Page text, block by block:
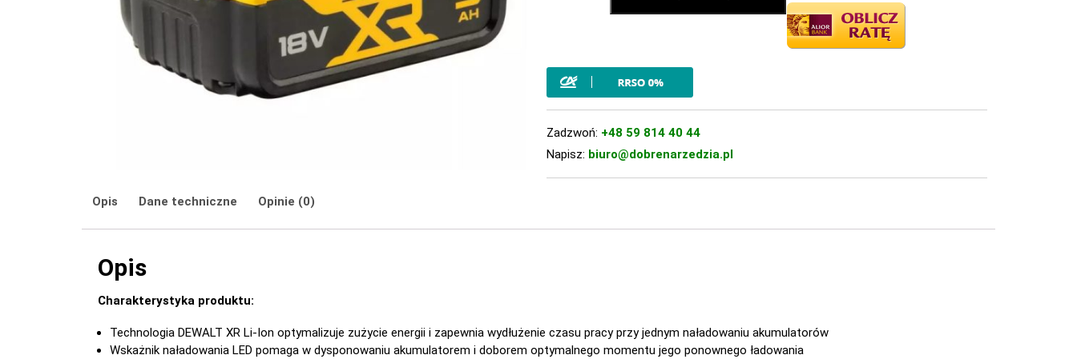
Zadzwoń: +48 59 814 40 44
Napisz: biuro@dobrenarzedzia.pl
Opis Dane techniczne Opinie (0)
Opis
Charakterystyka produktu:
Technologia DEWALT XR Li-Ion optymalizuje zużycie energii i zapewnia wydłużenie czasu pracy przy jednym naładowaniu akumulatorów
Wskażnik naładowania LED pomaga w dysponowaniu akumulatorem i doborem optymalnego momentu jego ponownego ładowania